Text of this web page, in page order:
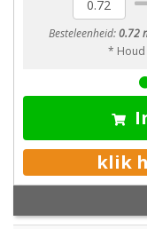
Besteleenheid:0.72
* Houd
klik